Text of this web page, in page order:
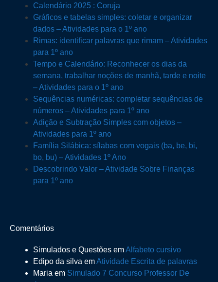
Calendário 2025 : Coruja
Gráficos e tabelas simples: coletar e organizar
dados – Atividades para o 1º ano
Rimas: identificar palavras que rimam – Atividades
para 1º ano
Tempo e Calendário: Reconhecer os dias da
semana, trabalhar noções de manhã, tarde e noite
– Atividades para o 1º ano
Sequências numéricas: completar sequências de
números – Atividades para 1º ano
Adição e Subtração Simples com objetos –
Atividades para 1º ano
Família Silábica: sílabas com vogais (ba, be, bi,
bo, bu) – Atividades 1º Ano
Descobrindo Valor – Atividade Sobre Finanças
para 1º ano
Comentários
Simulados e Questões emAlfabeto cursivo
Edipo da silva emAtividade Escrita de palavras
Maria em Simulado 7 Concurso Professor De